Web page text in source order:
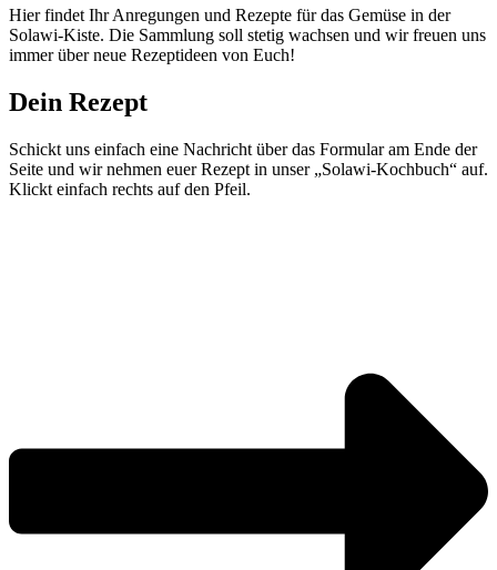
Hier findet Ihr Anregungen und Rezepte für das Gemüse in der
Solawi-Kiste. Die Sammlung soll stetig wachsen und wir freuen uns
immer über neue Rezeptideen von Euch!
Dein Rezept
Schickt uns einfach eine Nachricht über das Formular am Ende der
Seite und wir nehmen euer Rezept in unser „Solawi-Kochbuch“ auf.
Klickt einfach rechts auf den Pfeil.